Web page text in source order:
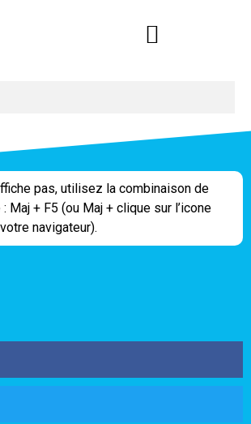
pas, utilisez la combinaison de
Maj + F5 (ou Maj + clique sur l’icone
navigateur).